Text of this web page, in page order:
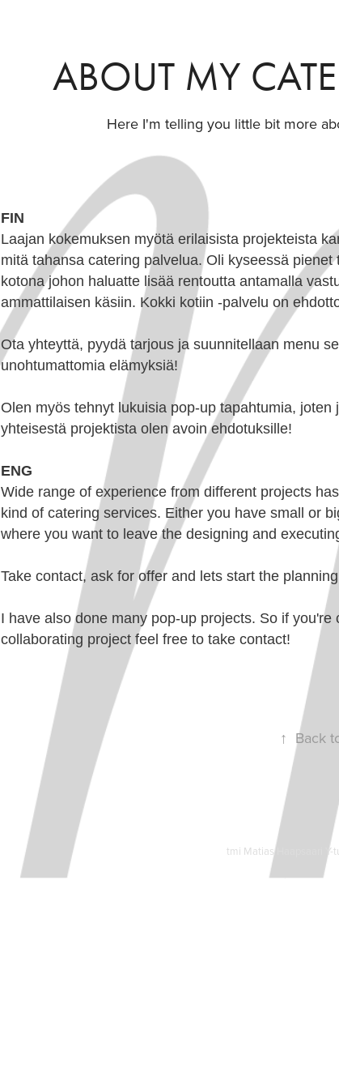
ABOUT MY
Here I'm telling you little bit more
FIN
Laajan kokemuksen myötä erilaisista projekteista
mitä tahansa catering palvelua. Oli kyseessä
kotona johon haluatte lisää rentoutta antamalla
ammattilaisen käsiin. Kokki kotiin -palvelu on
Ota yhteyttä, pyydä tarjous ja suunnitellaan menu
unohtumattomia elämyksiä!
Olen myös tehnyt lukuisia pop-up tapahtumia,
yhteisestä projektista olen avoin ehdotuksille!
ENG
Wide range of experience from different projects
kind of catering services. Either you have small or
where you want to leave the designing and
Take contact, ask for offer and lets start the
I have also done many pop-up projects. So if you're
collaborating project feel free to take contact!
↑ Back
tmi Matias Haapsaari